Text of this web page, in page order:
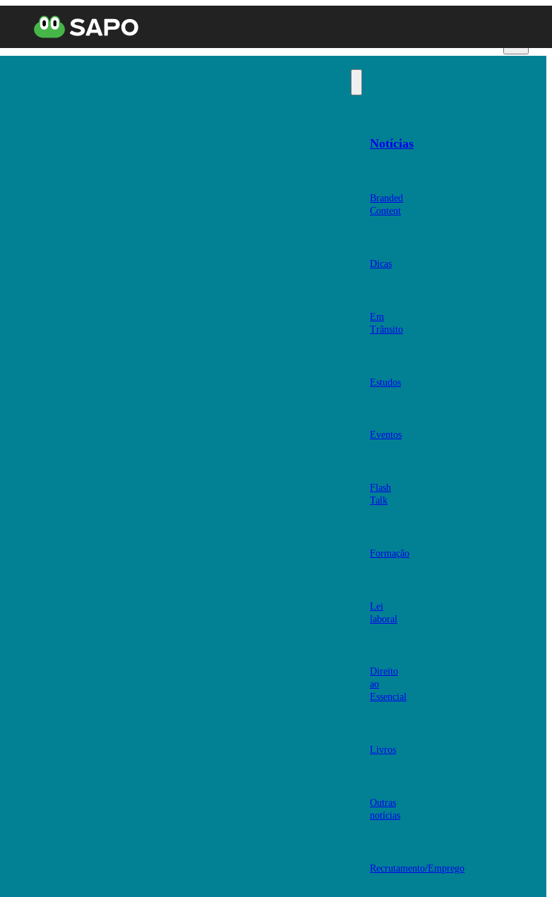
Notícias
Branded
Content
Dicas
Em
Trânsito
Estudos
Eventos
Flash
Talk
Formação
Lei
laboral
Direito
ao
Essencial
Livros
Outras
notícias
Recrutamento/Emprego